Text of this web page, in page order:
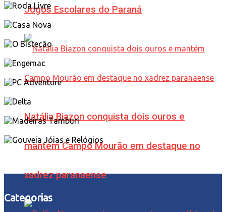
Jogos Escolares do Paraná
Natália Biazon conquista dois ouros e
mantém Campo Mourão em destaque no
xadrez paranaense
Categorias